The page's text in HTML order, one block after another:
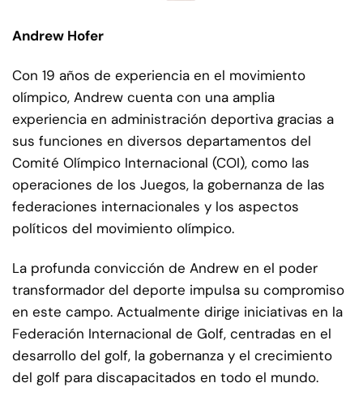
Andrew Hofer
Con 19 años de experiencia en el movimiento
olímpico, Andrew cuenta con una amplia
experiencia en administración deportiva gracias a
sus funciones en diversos departamentos del
Comité Olímpico Internacional (COI), como las
operaciones de los Juegos, la gobernanza de las
federaciones internacionales y los aspectos
políticos del movimiento olímpico.
La profunda convicción de Andrew en el poder
transformador del deporte impulsa su compromiso
en este campo. Actualmente dirige iniciativas en la
Federación Internacional de Golf, centradas en el
desarrollo del golf, la gobernanza y el crecimiento
del golf para discapacitados en todo el mundo.